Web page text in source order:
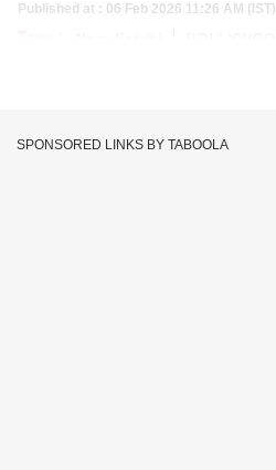
Published at : 06 Feb 2026 11:26 AM (IST)
SPONSORED LINKS BY TABOOLA